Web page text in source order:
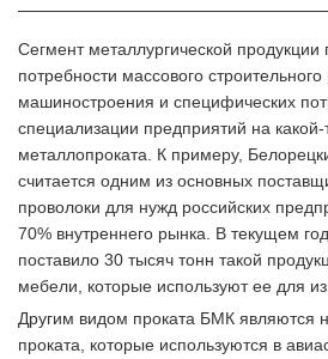
Сегмент металлургической продукции
потребности массового строительного
машиностроения и специфических
специализации предприятий на какой-
металлопроката. К примеру,
считается одним из основных
проволоки для нужд российских
70% внутреннего рынка. В текущем
поставило 30 тысяч тонн такой
мебели, которые используют ее для
Другим видом проката БМК являются
проката, которые используются в